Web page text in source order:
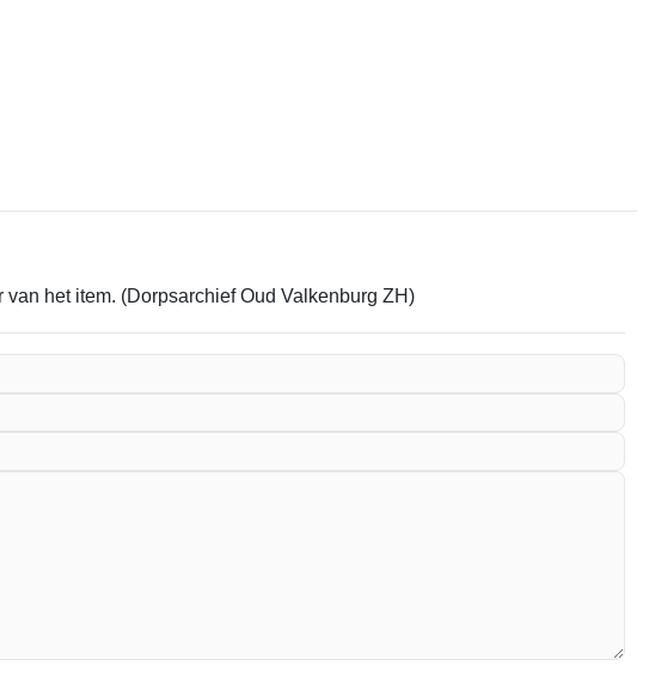
het item. (Dorpsarchief Oud Valkenburg ZH)